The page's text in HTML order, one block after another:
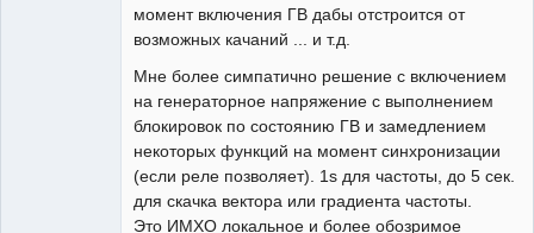
момент включения ГВ дабы отстроится от
возможных качаний ... и т.д.
Мне более симпатично решение с включением
на генераторное напряжение с выполнением
блокировок по состоянию ГВ и замедлением
некоторых функций на момент синхронизации
(если реле позволяет). 1s для частоты, до 5 сек.
для скачка вектора или градиента частоты.
Это ИМХО локальное и более обозримое